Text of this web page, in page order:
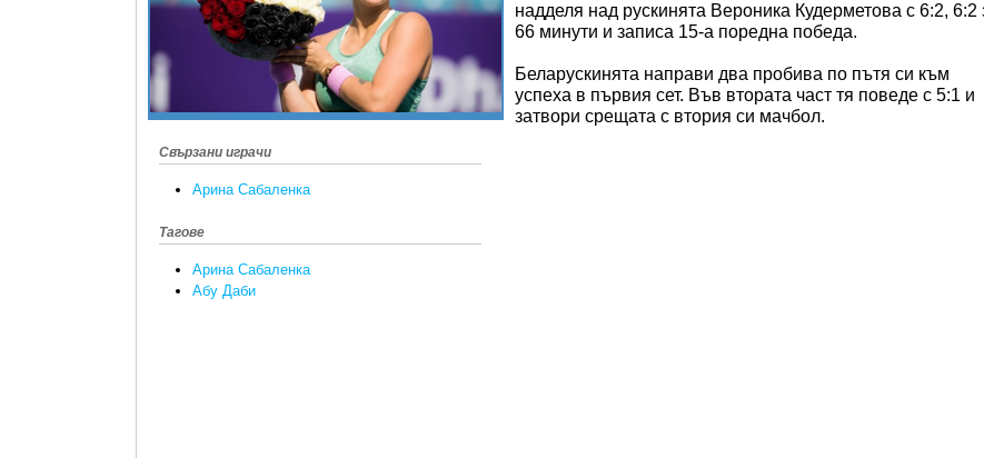
Свързани играчи
Арина Сабаленка
Тагове
Арина Сабаленка
Абу Даби
надделя над рускинята Вероника Кудерметова с 6:2, 6:2
66 минути и записа 15-а поредна победа.
Беларускинята направи два пробива по пътя си към
успеха в първия сет. Във втората част тя поведе с 5:1 и
затвори срещата с втория си мачбол.